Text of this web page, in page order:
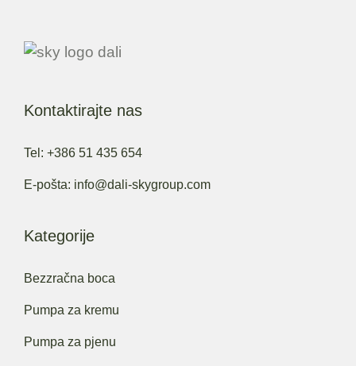
Kontaktirajte nas
Tel: +386 51 435 654
E-pošta: info@dali-skygroup.com
Kategorije
Bezzračna boca
Pumpa za kremu
Pumpa za pjenu